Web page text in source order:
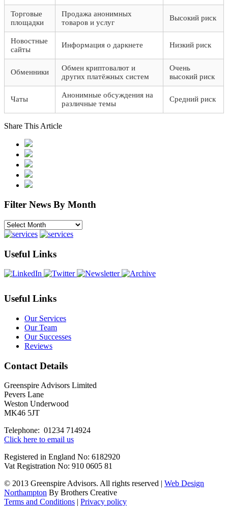
Торговые
площадки
Продажа анонимных
товаров и услуг
Высокий риск
Новостные
сайты
Информация о даркнете Низкий риск
Обменники
Обмен криптовалют и
других платёжных систем
Очень
высокий риск
Чаты
Анонимные обсуждения на
различные темы
Средний риск
Share This Article
Filter News By Month
Filter
News
Month
Useful Links
Useful Links
Our Services
Our Team
Our Successes
Reviews
Contact Details
Greenspire Advisors Limited
Pevers Lane
Weston Underwood
MK46 5JT
Telephone: 01234 714924
Click here to email us
Registered in England No: 6182920
Vat Registration No: 910 0605 81
© 2013 Greenspire Advisors. All rights reserved | Web Design
Northampton By Brothers Creative
Terms and Conditions | Privacy policy